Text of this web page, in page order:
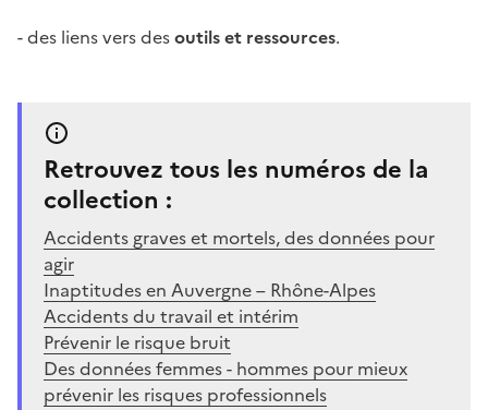
- des liens vers desoutils et ressources.
Retrouvez tous les numéros de la
collection :
Accidents graves et mortels, des données pour
agir
Inaptitudes en Auvergne – Rhône-Alpes
Accidents du travail et intérim
Prévenir le risque bruit
Des données femmes - hommes pour mieux
prévenir les risques professionnels